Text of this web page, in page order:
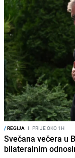
/REGIJA I PRIJE OKO 1H
Svečana večera u
bilateralnim